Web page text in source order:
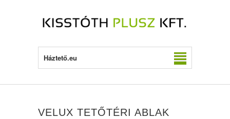
Háztető.eu
VELUX TETŐTÉRI ABLAK